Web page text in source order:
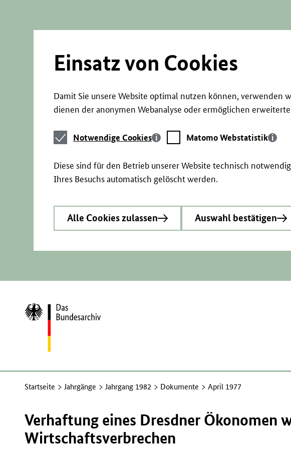
Einsatz von Cookies
Damit Sie unsere Website optimal nutzen können, verwenden
dienen der anonymen Webanalyse oder ermöglichen
Notwendige
Cookies
Notwendige Cookies
Matomo
Webstatistik
Matomo Webstatistik
Diese sind für den Betrieb unserer Website technisch
Ihres Besuchs automatisch gelöscht werden.
Alle Cookies zulassen Auswahl bestätigen
Zur
Startseite
Startseite Jahrgänge Jahrgang 1982 Dokumente April 1977
Verhaftung eines Dresdner Ökonomen
Wirtschaftsverbrechen